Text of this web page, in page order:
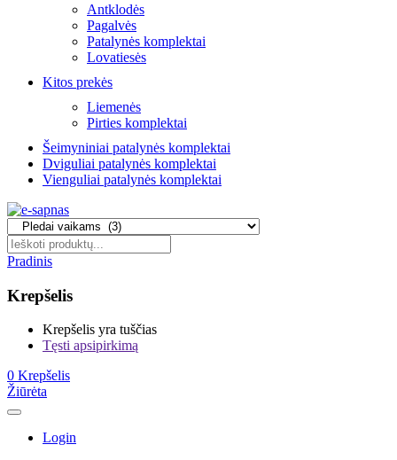
Antklodės
Pagalvės
Patalynės komplektai
Lovatiesės
Kitos prekės
Liemenės
Pirties komplektai
Šeimyniniai patalynės komplektai
Dviguliai patalynės komplektai
Vienguliai patalynės komplektai
Pradinis
Krepšelis
Krepšelis yra tuščias
Tęsti apsipirkimą
0 Krepšelis
Žiūrėta
Login